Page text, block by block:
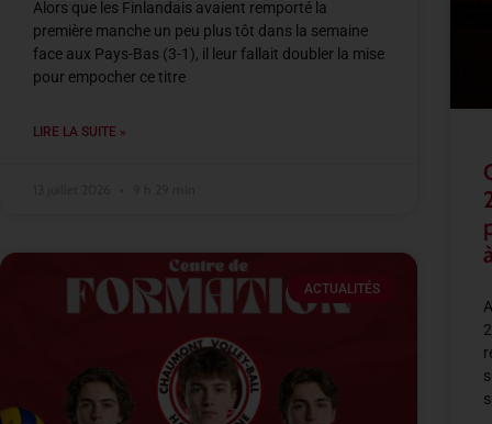
Alors que les Finlandais avaient remporté la
première manche un peu plus tôt dans la semaine
face aux Pays-Bas (3-1), il leur fallait doubler la mise
pour empocher ce titre
LIRE LA SUITE »
ACTUALITÉS